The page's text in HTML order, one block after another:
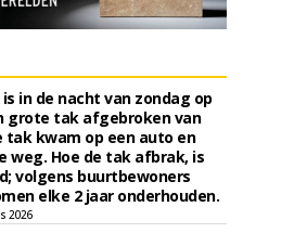
in de nacht van zondag op
grote tak afgebroken van
tak kwam op een auto en
weg. Hoe de tak afbrak, is
volgens buurtbewoners
elke 2 jaar onderhouden.
2026